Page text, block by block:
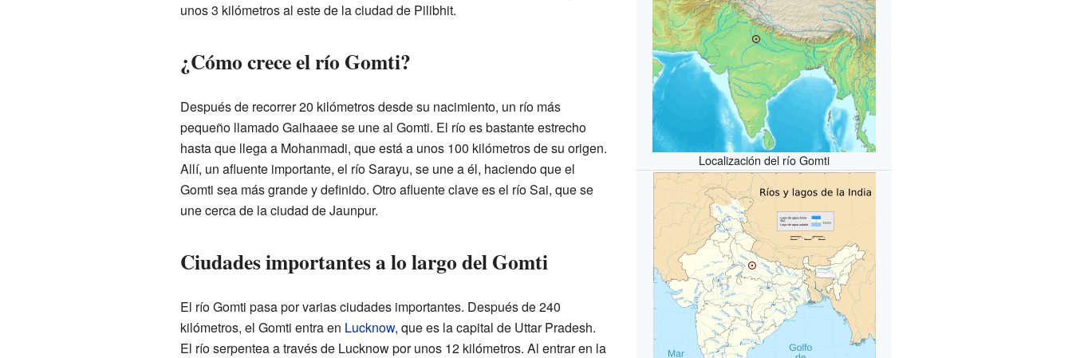
Localización del río Gomti
unos 3 kilómetros al este de la ciudad de Pilibhit.
¿Cómo crece el río Gomti?
Después de recorrer 20 kilómetros desde su nacimiento, un río más
pequeño llamado Gaihaaee se une al Gomti. El río es bastante estrecho
hasta que llega a Mohanmadi, que está a unos 100 kilómetros de su origen.
Allí, un afluente importante, el río Sarayu, se une a él, haciendo que el
Gomti sea más grande y definido. Otro afluente clave es el río Sai, que se
une cerca de la ciudad de Jaunpur.
Ciudades importantes a lo largo del Gomti
El río Gomti pasa por varias ciudades importantes. Después de 240
kilómetros, el Gomti entra en Lucknow, que es la capital de Uttar Pradesh.
El río serpentea a través de Lucknow por unos 12 kilómetros. Al entrar en la